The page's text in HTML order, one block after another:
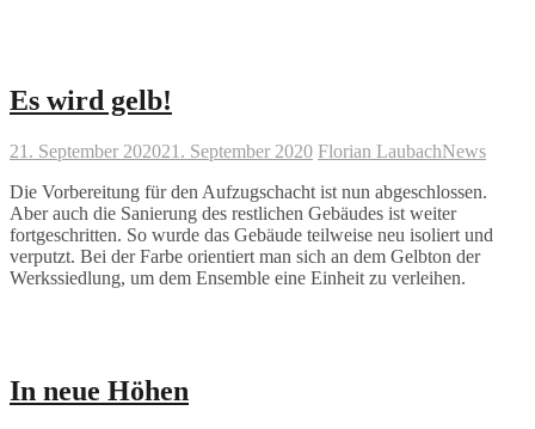
Es wird gelb!
21. September 202021. September 2020 Florian LaubachNews
Die Vorbereitung für den Aufzugschacht ist nun abgeschlossen.
Aber auch die Sanierung des restlichen Gebäudes ist weiter
fortgeschritten. So wurde das Gebäude teilweise neu isoliert und
verputzt. Bei der Farbe orientiert man sich an dem Gelbton der
Werkssiedlung, um dem Ensemble eine Einheit zu verleihen.
In neue Höhen